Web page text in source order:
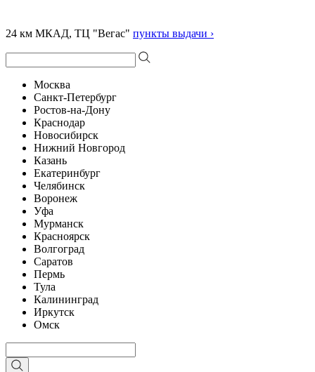
24 км МКАД, ТЦ "Вегас" пункты выдачи ›
Москва
Санкт-Петербург
Ростов-на-Дону
Краснодар
Новосибирск
Нижний Новгород
Казань
Екатеринбург
Челябинск
Воронеж
Уфа
Мурманск
Красноярск
Волгоград
Саратов
Пермь
Тула
Калининград
Иркутск
Омск